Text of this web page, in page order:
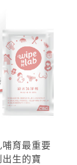
育最重要
生的寶